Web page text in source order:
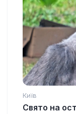
Київ
Свято на